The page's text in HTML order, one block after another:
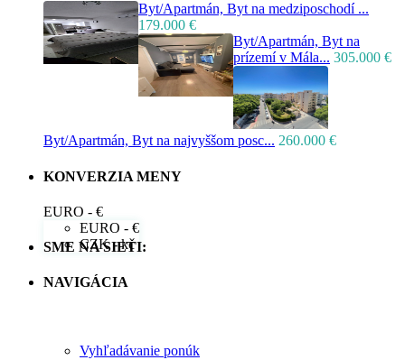
Byt/Apartmán, Byt na medziposchodí ...
179.000 €
Byt/Apartmán, Byt na
prízemí v Mála... 305.000 €
Byt/Apartmán, Byt na najvyššom posc... 260.000 €
KONVERZIA MENY
EURO - €
EURO - €
CZK - kč
SME NA SIETI:
NAVIGÁCIA
Vyhľadávanie ponúk